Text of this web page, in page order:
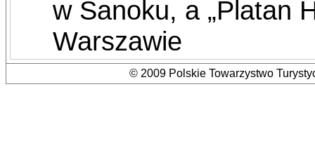
w Sanoku, a „Platan
Warszawie
© 2009 Polskie Towarzystwo